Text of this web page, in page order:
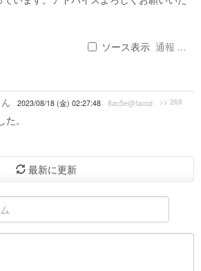
ソース表示 通報 ...
2023/08/18 (金) 02:27:48 8ac5e@faccd >> 269
。
最新に更新